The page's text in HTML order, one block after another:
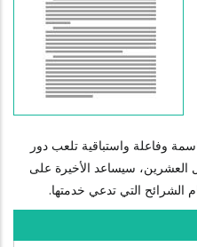
وفاعلة واستباقية تلعب دور
سيساعد الأخيرة على
الشرائح التي تدعي خدمتها.